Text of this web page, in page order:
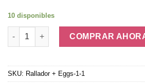
10 disponibles
Mini Potente Linterna Led cantidad
COMPRAR
SKU: Rallador + Eggs-1-1